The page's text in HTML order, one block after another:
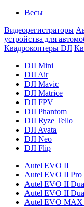
Весы
Видеорегистраторы
устройства для
Квадрокоптеры DJI
DJI Mini
DJI Air
DJI Mavic
DJI Matrice
DJI FPV
DJI Phantom
DJI Ryze Tello
DJI Avata
DJI Neo
DJI Flip
Autel EVO II
Autel EVO II Pro
Autel EVO II
Autel EVO II
Autel EVO